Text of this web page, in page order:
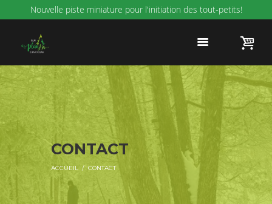
Nouvelle piste miniature pour l'initiation des tout-petits!
CONTACT
ACCUEIL CONTACT